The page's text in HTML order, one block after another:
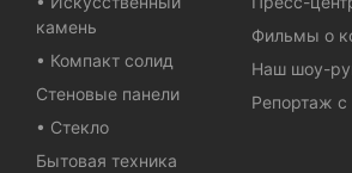
камень
• Компакт солид
Стеновые панели
• Стекло
Бытовая техника
Фильмы о
Наш шоу-
Репортаж с